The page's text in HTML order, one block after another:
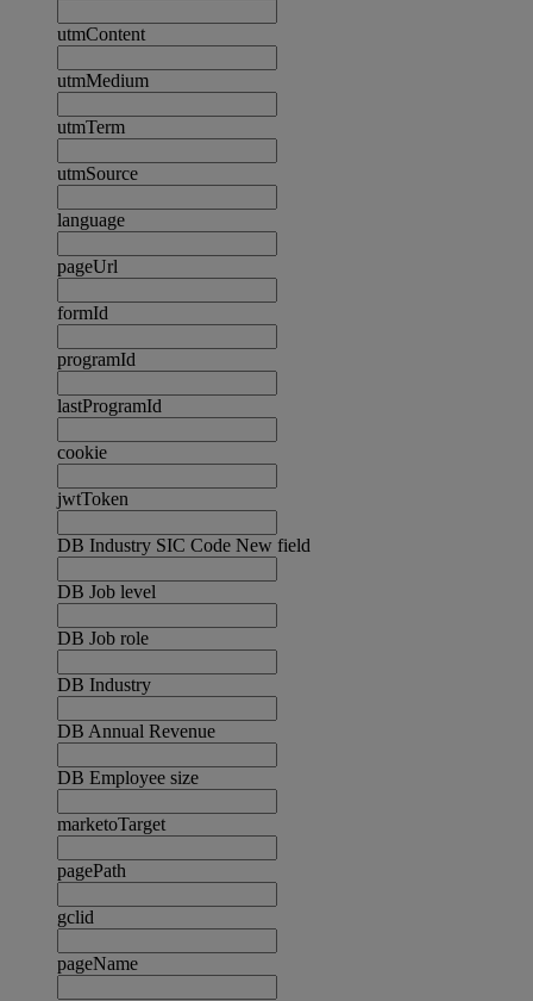
utmContent
utmMedium
utmTerm
utmSource
language
pageUrl
formId
programId
lastProgramId
cookie
jwtToken
DB Industry SIC Code New field
DB Job level
DB Job role
DB Industry
DB Annual Revenue
DB Employee size
marketoTarget
pagePath
gclid
pageName